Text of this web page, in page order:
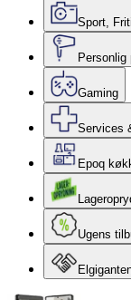
Sport,
Gaming
Services
Epoq
Ugens